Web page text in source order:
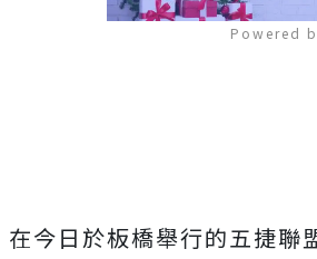
Powered
在今日於板橋舉行的五捷聯